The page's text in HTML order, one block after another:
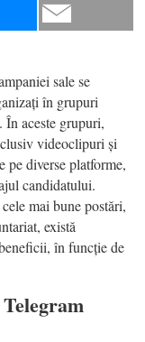
sale se
în grupuri
În aceste grupuri,
videoclipuri și
pe diverse platforme,
candidatului.
mai bune postări,
există
în funcție de